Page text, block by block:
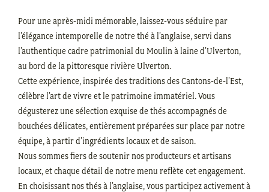
Pour une après-midi mémorable, laissez-vous séduire par
l’élégance intemporelle de notre thé à l’anglaise, servi dans
l’authentique cadre patrimonial du Moulin à laine d’Ulverton,
au bord de la pittoresque rivière Ulverton.
Cette expérience, inspirée des traditions des Cantons-de-l’Est,
célèbre l’art de vivre et le patrimoine immatériel. Vous
dégusterez une sélection exquise de thés accompagnés de
bouchées délicates, entièrement préparées sur place par notre
équipe, à partir d’ingrédients locaux et de saison.
Nous sommes fiers de soutenir nos producteurs et artisans
locaux, et chaque détail de notre menu reflète cet engagement.
En choisissant nos thés à l’anglaise, vous participez activement à